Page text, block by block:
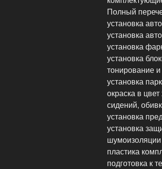
Полный
установка
установка
установка
установка
тонирование
установка
окраска в
сидений,
установка
установка
шумоизоляции
пластика
подготовка к